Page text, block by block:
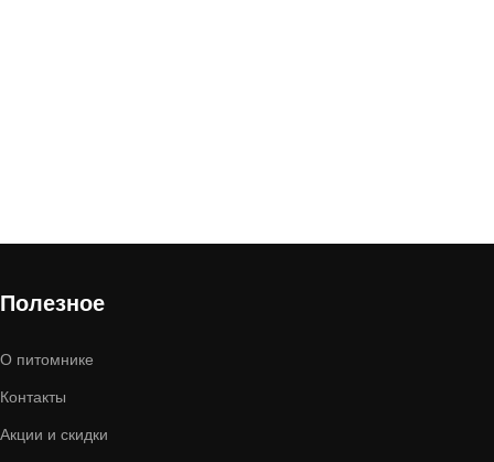
Полезное
О питомнике
Контакты
Акции и скидки